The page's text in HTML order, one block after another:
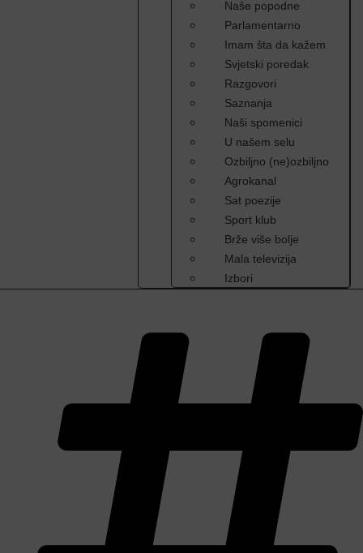
Naše popodne
Parlamentarno
Imam šta da kažem
Svjetski poredak
Razgovori
Saznanja
Naši spomenici
U našem selu
Ozbiljno (ne)ozbiljno
Agrokanal
Sat poezije
Sport klub
Brže više bolje
Mala televizija
Izbori